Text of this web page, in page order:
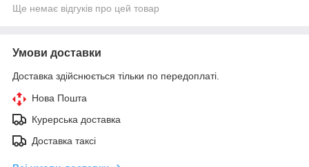
Ще немає відгуків про цей товар
Умови доставки
Доставка здійснюється тільки по передоплаті.
Нова Пошта
Курерська доставка
Доставка таксі